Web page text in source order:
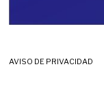
AVISO DE PRIVACIDAD